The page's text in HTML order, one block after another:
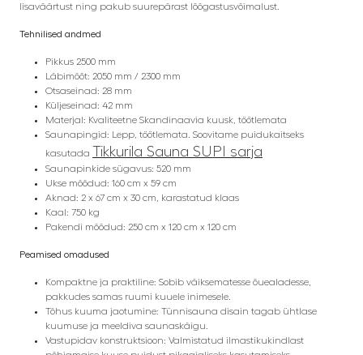
lisaväärtust ning pakub suurepärast lõõgastusvõimalust.
Tehnilised andmed
Pikkus 2500 mm
Läbimõõt: 2050 mm / 2300 mm
Otsaseinad: 28 mm
Küljeseinad: 42 mm
Materjal: Kvaliteetne Skandinaavia kuusk, töötlemata
Saunapingid: Lepp, töötlemata. Soovitame puidukaitseks
kasutada Tikkurila Sauna SUPI sarja
Saunapinkide sügavus: 520 mm
Ukse mõõdud: 160 cm x 59 cm
Aknad: 2 x 67 cm x 30 cm, karastatud klaas
Kaal: 750 kg
Pakendi mõõdud: 250 cm x 120 cm x 120 cm
Peamised omadused
Kompaktne ja praktiline: Sobib väiksematesse õuealadesse,
pakkudes samas ruumi kuuele inimesele.
Tõhus kuuma jaotumine: Tünnisauna disain tagab ühtlase
kuumuse ja meeldiva saunaskäigu.
Vastupidav konstruktsioon: Valmistatud ilmastikukindlast